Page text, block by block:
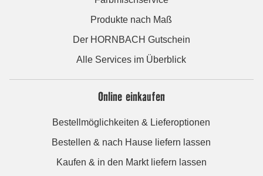
Produkte nach Maß
Der HORNBACH Gutschein
Alle Services im Überblick
Online einkaufen
Bestellmöglichkeiten & Lieferoptionen
Bestellen & nach Hause liefern lassen
Kaufen & in den Markt liefern lassen